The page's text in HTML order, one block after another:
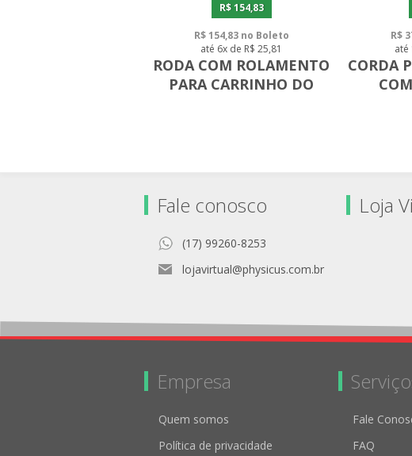
R$ 154,83
R$ 154,83 no Boleto
até 6x de R$ 25,81
RODA COM ROLAMENTO
PARA CARRINHO DO
R$
até
CORDA
Fale conosco
(17) 99260-8253
lojavirtual@physicus.com.br
Loja
Empresa
Quem somos
Política de privacidade
Fale
FAQ